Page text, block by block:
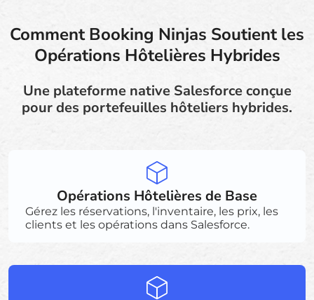
Comment Booking Ninjas Soutient les
Opérations Hôtelières Hybrides
Une plateforme native Salesforce conçue
pour des portefeuilles hôteliers hybrides.
Opérations Hôtelières de Base
Gérez les réservations, l'inventaire, les prix, les
clients et les opérations dans Salesforce.